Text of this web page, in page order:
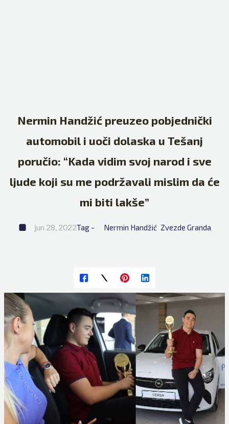
Nermin Handžić preuzeo pobjednički
automobil i uoči dolaska u Tešanj
poručio: “Kada vidim svoj narod i sve
ljude koji su me podržavali mislim da će
mi biti lakše”
jun 28, 2022Tag - Nermin Handžić Zvezde Granda